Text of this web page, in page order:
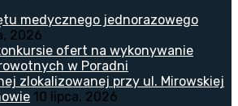
medycznego jednorazowego
2026
ofert na wykonywanie
w Poradni
zlokalizowanej przy ul. Mirowskiej
10 lipca, 2026